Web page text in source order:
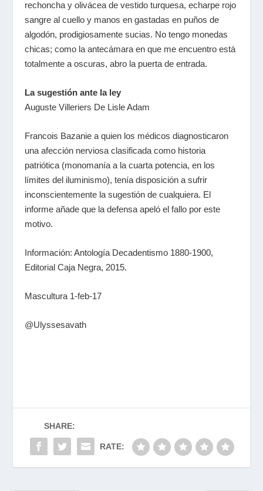
rechoncha y olivácea de vestido turquesa, echarpe rojo
sangre al cuello y manos en gastadas en puños de
algodón, prodigiosamente sucias. No tengo monedas
chicas; como la antecámara en que me encuentro está
totalmente a oscuras, abro la puerta de entrada.
La sugestión ante la ley
Auguste Villeriers De Lisle Adam
Francois Bazanie a quien los médicos diagnosticaron
una afección nerviosa clasificada como historia
patriótica (monomanía a la cuarta potencia, en los
límites del iluminismo), tenía disposición a sufrir
inconscientemente la sugestión de cualquiera. El
informe añade que la defensa apeló el fallo por este
motivo.
Información: Antología Decadentismo 1880-1900,
Editorial Caja Negra, 2015.
Mascultura 1-feb-17
@Ulyssesavath
SHARE:
RATE: